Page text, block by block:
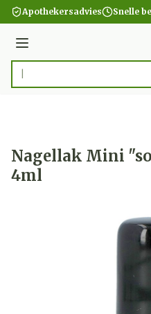
Ga naar de inhoud
Apothekersadvies Snelle
Menu
Product, merk,
Nagellak Mini
4ml